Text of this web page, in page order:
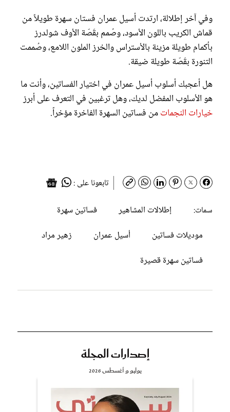
وفي آخر إطلالة، ارتدت أسيل عمران فستان سهرة طويلاً من
قماش الكريب باللون الأسود، وصُمم بقَصّة الأوف شولدرز
بأكمام طويلة مزينة بالأستراس والخرز الملون اللامع، وصُممت
التنورة بقَصّة طويلة ضيقة.
هل أعجبك أسلوب أسيل عمران في اختيار الفساتين، وأنت ما
هو الأسلوب المفضل لديك، وهل ترغبين في التعرف على أبرز
خيارات النجماتمن فساتين السهرة الفاخرة مؤخراً.
تابعونا على :
سمات:
إطلالات المشاهير
فساتين سهرة
موديلات فساتين
أسيل عمران
زهير مراد
فساتين سهرة قصيرة
إصدارات المجلة
يوليو و أغسطس 2026